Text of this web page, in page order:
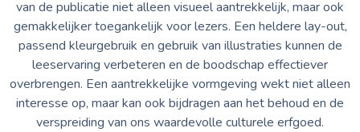
van de publicatie niet alleen visueel aantrekkelijk, maar ook
gemakkelijker toegankelijk voor lezers. Een heldere lay-out,
passend kleurgebruik en gebruik van illustraties kunnen de
leeservaring verbeteren en de boodschap effectiever
overbrengen. Een aantrekkelijke vormgeving wekt niet alleen
interesse op, maar kan ook bijdragen aan het behoud en de
verspreiding van ons waardevolle culturele erfgoed.